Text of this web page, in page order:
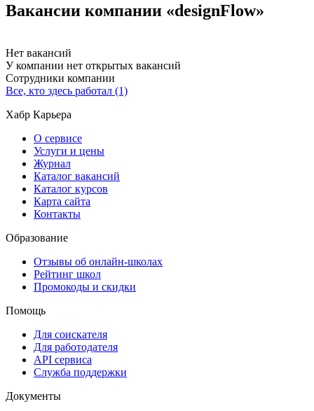
Вакансии компании «designFlow»
Нет вакансий
У компании нет открытых вакансий
Сотрудники компании
Все, кто здесь работал (1)
Хабр Карьера
О сервисе
Услуги и цены
Журнал
Каталог вакансий
Каталог курсов
Карта сайта
Контакты
Образование
Отзывы об онлайн-школах
Рейтинг школ
Промокоды и скидки
Помощь
Для соискателя
Для работодателя
API сервиса
Служба поддержки
Документы